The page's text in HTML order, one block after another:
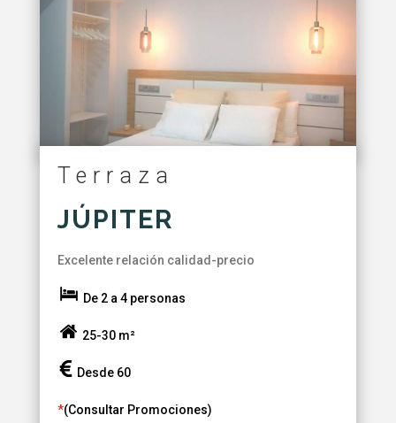
Terraza
JÚPITER
Excelente relación calidad-precio
De 2 a 4 personas
25-30 m²
Desde 60
*(Consultar Promociones)